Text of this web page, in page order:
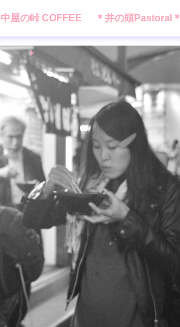
中屋の峠 COFFEE
＊
＊井の頭Pastoral＊